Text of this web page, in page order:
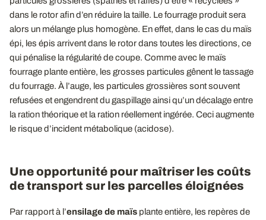
dans le rotor afin d’en réduire la taille. Le fourrage produit sera
alors un mélange plus homogène. En effet, dans le cas du maïs
épi, les épis arrivent dans le rotor dans toutes les directions, ce
qui pénalise la régularité de coupe. Comme avec le maïs
fourrage plante entière, les grosses particules gênent le tassage
du fourrage. À l’auge, les particules grossières sont souvent
refusées et engendrent du gaspillage ainsi qu’un décalage entre
la ration théorique et la ration réellement ingérée. Ceci augmente
le risque d’incident métabolique (acidose).
Une opportunité pour maîtriser les coûts
de transport sur les parcelles éloignées
Par rapport à l’ensilage de maïs plante entière, les repères de